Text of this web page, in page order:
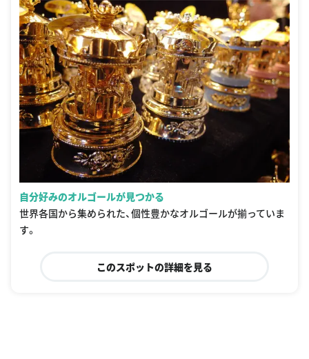
自分好みのオルゴールが見つかる
世界各国から集められた、個性豊かなオルゴールが揃っていま
す。
このスポットの詳細を見る